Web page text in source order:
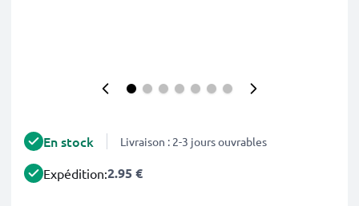
En stock Livraison : 2-3 jours ouvrables
Expédition:2.95 €